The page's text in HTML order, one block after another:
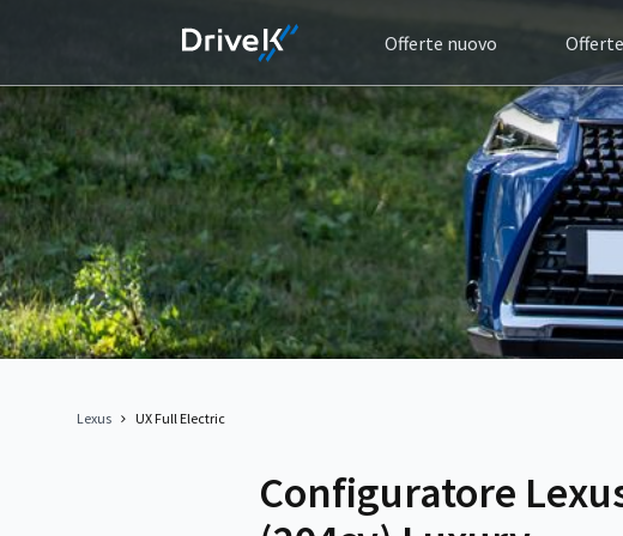
Offerte nuovo
Lexus UX Full Electric
Configuratore